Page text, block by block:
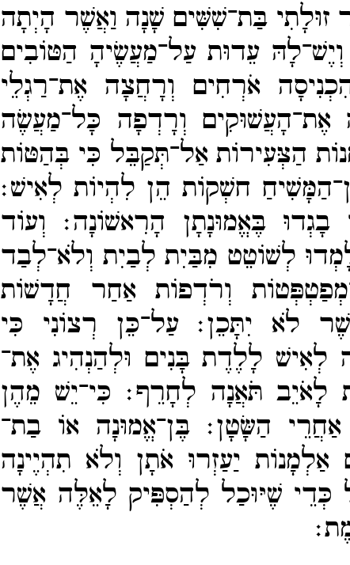
זוּלָתִי בַּת־​שִׁשִּׁים שָׁנָה וַאֲשֶׁר הָיְתָה
וְיֶשׁ־​לָהּ עֵדוּת עַל־​מַעֲשֶׂיהָ הַטּוֹבִים
אֹרְחִים וְרָחֲצָה אֶת־​רַגְלֵי
אֶת־​הָעֲשׁוּקִים וְרָדְפָה כָּל־​מַעֲשֶׂה
הַצְּעִירוֹת אַל־​תְּקַבֵּל כִּי בְּהַטּוֹת
חשְׁקוֹת הֵן לִהְיוֹת לְאִישׁ׃
בָגְדוּ בֶּאֱמוּנָתָן הָרִאשׁוֹנָה׃ וְעוֹד
לְשׁוֹטֵט מִבַּיִת לְבַיִת וְלֹא־​לְבַד
וְרֹדְפוֹת אַחַר חֲדָשׁוֹת
לֹא יִתָּכֵן׃עַל־​כֵּן רְצוֹנִי כִּי
לְאִישׁ לָלֶדֶת בָּנִים וּלְהַנְהִיג אֶת־​
לָאֹיֵב תֹּאֲנָה לְחָרֵף׃ כִּי־​יֵשׁ מֵהֶן
הַשָּׂטָן׃ בֶּן־​אֱמוּנָה אוֹ בַת־​
אַלְמָנוֹת יַעַזְרוּ אֹתָן וְלֹא תִהְיֶינָה
כְּדֵי שֶׁיּוּכַל לְהַסְפִּיק לָאֵלֶּה אֲשֶׁר